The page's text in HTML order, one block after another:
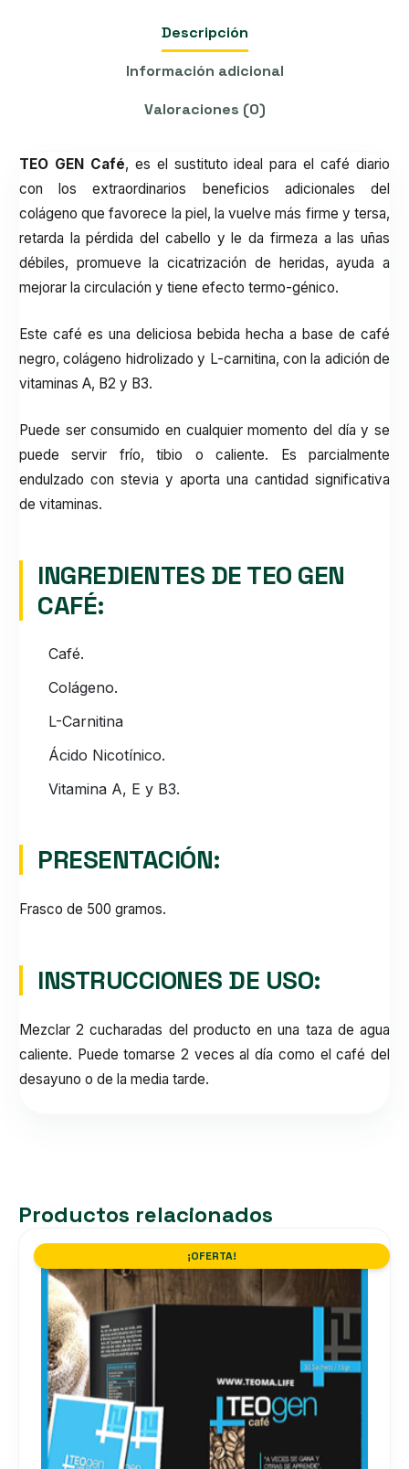
Descripción
Información adicional
Valoraciones (0)
TEO GEN Café, es el sustituto ideal para el café diario
con los extraordinarios beneficios adicionales del
colágeno que favorece la piel, la vuelve más firme y tersa,
retarda la pérdida del cabello y le da firmeza a las uñas
débiles, promueve la cicatrización de heridas, ayuda a
mejorar la circulación y tiene efecto termo-génico.
Este café es una deliciosa bebida hecha a base de café
negro, colágeno hidrolizado y L-carnitina, con la adición de
vitaminas A, B2 y B3.
Puede ser consumido en cualquier momento del día y se
puede servir frío, tibio o caliente. Es parcialmente
endulzado con stevia y aporta una cantidad significativa
de vitaminas.
INGREDIENTES DE TEO GEN
CAFÉ:
Café.
Colágeno.
L-Carnitina
Ácido Nicotínico.
Vitamina A, E y B3.
PRESENTACIÓN:
Frasco de 500 gramos.
INSTRUCCIONES DE USO:
Mezclar 2 cucharadas del producto en una taza de agua
caliente. Puede tomarse 2 veces al día como el café del
desayuno o de la media tarde.
Productos relacionados
¡OFERTA!